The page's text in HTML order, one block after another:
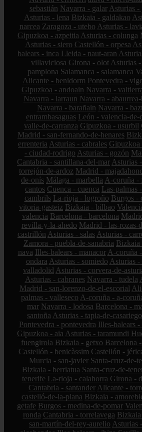
sebastián Navarra - galar Asturias -
Asturias - lena Bizkaia - galdakao
narcea Zaragoza - utebo Asturias -
Gipuzkoa - azpeitia Asturias - colunga
Asturias - siero Castellón - orpesa
balears - inca Lleida - naut-aran
villaviciosa Girona - olot Asturias
pamplona Salamanca - salamanca
Alicante - benidorm Pontevedra -
Gipuzkoa - andoain Navarra -
Navarra - larraun Navarra -
Navarra - barañain Navarra -
entrambasaguas León - valencia-de-
valle-de-carranza Gipuzkoa - usurbil
Madrid - san-fernando-de-henares
errenteria Asturias - cabrales Gipuzkoa
- ciudad-rodrigo Asturias - gozón
Cantabria - santillana-del-mar Asturias
torrejón-de-ardoz Madrid -
de-onís Málaga - marbella A-coruña -
cantos Cuenca - cuenca Las-palmas
cambrils La-rioja - logroño Burgos -
vitoria-gasteiz Bizkaia - bilbao
valencia Barcelona - barcelona
revilla-y-la-ahedo Madrid - las-rozas-
castrillón Asturias - salas Asturias -
Zamora - puebla-de-sanabria Bizkaia
nava Illes-balears - manacor A-coruña
ondara Asturias - somiedo Asturias -
valladolid Asturias - corvera-de-
Asturias - cabranes Navarra - tudela
Madrid - san-lorenzo-de-el-escorial
palmas - valleseco A-coruña - a-
mar Navarra - lodosa Barcelona -
santoña Asturias - tapia-de-casariego
Pontevedra - pontevedra Illes-balears
Gipuzkoa - aia Asturias - taramundi
fuengirola Bizkaia - getxo Barcelona
Castellón - benicàssim Castellón -
Murcia - san-javier Santa-cruz-de-
Bizkaia - berriatua Santa-cruz-de-
tenerife La-rioja - calahorra Girona -
Cantabria - santander Alicante -
castelló-de-la-plana Bizkaia -
getafe Burgos - medina-de-pomar
ronda Cantabria - torrelavega
san-martín-del-rey-aurelio Asturias